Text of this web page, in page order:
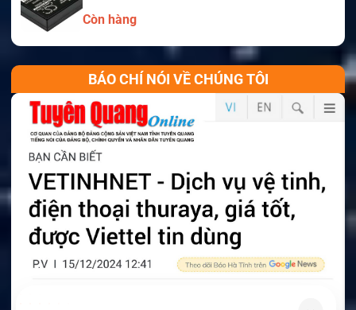
Còn hàng
BÁO CHÍ NÓI VỀ CHÚNG TÔI